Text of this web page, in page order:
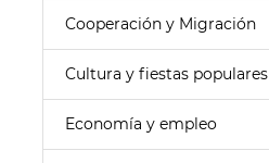
Cooperación y Migración
Cultura y fiestas populares
Economía y empleo